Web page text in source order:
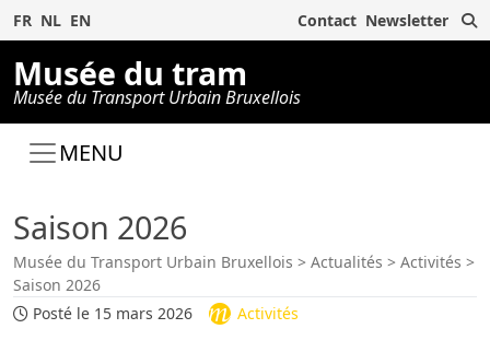
FR NL EN Contact Newsletter
Musée du tram
Musée du Transport Urbain Bruxellois
MENU
Saison 2026
Musée du Transport Urbain Bruxellois > Actualités > Activités >
Saison 2026
Posté le 15 mars 2026
Activités